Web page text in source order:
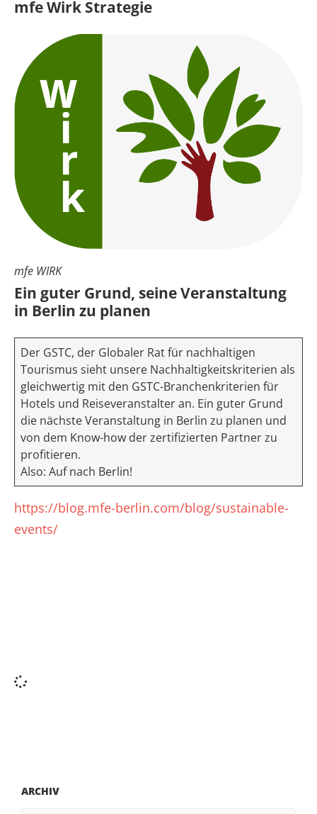
mfe Wirk Strategie
mfe WIRK
Ein guter Grund, seine Veranstaltung
in Berlin zu planen
Der GSTC, der Globaler Rat für nachhaltigen
Tourismus sieht unsere Nachhaltigkeitskriterien als
gleichwertig mit den GSTC-Branchenkriterien für
Hotels und Reiseveranstalter an. Ein guter Grund
die nächste Veranstaltung in Berlin zu planen und
von dem Know-how der zertifizierten Partner zu
profitieren.
Also: Auf nach Berlin!
https://blog.mfe-berlin.com/blog/sustainable-
events/
ARCHIV